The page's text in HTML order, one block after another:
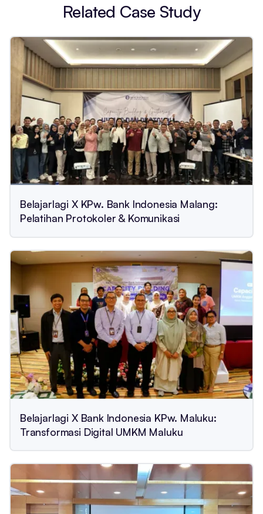
Related Case Study
Belajarlagi X KPw. Bank Indonesia Malang:
Pelatihan Protokoler & Komunikasi
Belajarlagi X Bank Indonesia KPw. Maluku:
Transformasi Digital UMKM Maluku